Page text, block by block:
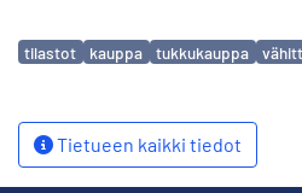
Avainsanat
tilastot kauppa tukkukauppa
Tietueen kaikki tiedot